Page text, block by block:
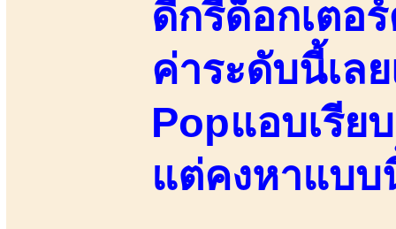
ดีกรีด็อกเตอ
ค่าระดับนี้เล
Popแอบเรีย
แต่คงหาแบ